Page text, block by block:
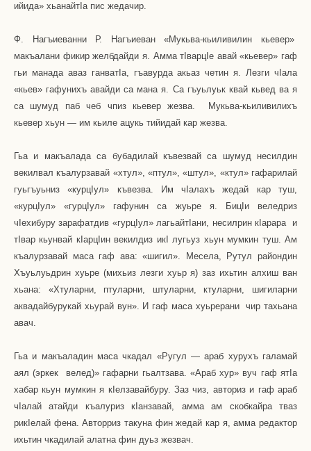
ийида» хьанайт а пис жедачир.
Ф. Нагъиеванни Р. Нагъиеван «Мукьва-кьиливилин кьевер»
макъалани фикир желбдайди я. Амма т варц Iе авай «кьевер» гаф
гьи манада аваз ганватI а, гъавурда акьаз четин я. Лезги ч Iала
«кьев» гафунихъ авайди са мана я. Са гъуьлуьк квай кьвед ва я
са шумуд паб чеб чпиз кьевер жезва.
Мукьва-кьиливилихъ
кьевер хьун — им кьиле ацукь тийидай кар жезва.
Гьа и макъалада са бубадилай къвезвай са шумуд несилдин
векилвал къалурзавай «хтул», «птул», «штул», «ктул» гафарилай
гуьгъуьниз «курц Iул» къвезва. Им ч Iалахъ жедай кар туш,
«курц ул» «гурц Iул» гафунин са жуьре я. БицI и веледриз
ч ехибуру зарафатдив «гурцI ул» лагьайт Iани, несилрин к Iарара
и
т вар кьунвай кI арцI ин векилдиз икI лугьуз хьун мумкин туш. Ам
къалурзавай маса гаф ава: «шигил». Месела, Рутул райондин
Хъуьлуьдрин хуьре (михьиз лезги хуьр я) заз ихьтин алхиш ван
хьана: «Хтуларни, птуларни, штуларни, ктуларни, шигиларни
аквадайбурукай хьурай вун». И гаф маса хуьрерани
чир тахьана
авач.
Гьа и макъаладин маса чкадал «Ругул — араб хурухъ галамай
аял (эркек
велед)» гафарни гьалтзава. «Араб хур» вуч гаф ят Iа
хабар кьун мумкин я кI елзавайбуру. Заз чиз, авториз и гаф араб
ч алай атайди къалуриз к Iанзавай, амма ам скобкайра тваз
рик елай фена. Авторриз такуна фин жедай кар я, амма редактор
ихьтин чкадилай алатна фин дуьз жезвач.